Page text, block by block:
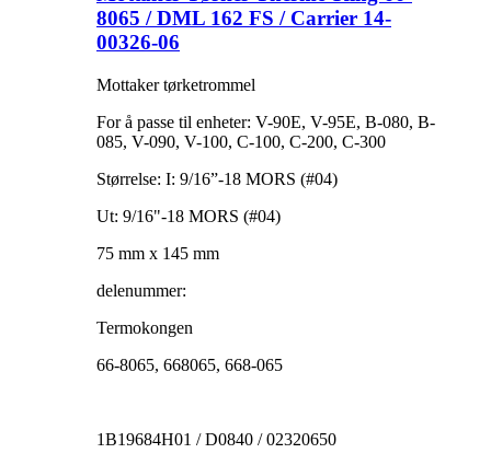
8065 / DML 162 FS / Carrier 14-
00326-06
Mottaker tørketrommel
For å passe til enheter: V-90E, V-95E, B-080, B-
085, V-090, V-100, C-100, C-200, C-300
Størrelse: I: 9/16”-18 MORS (#04)
Ut: 9/16"-18 MORS (#04)
75 mm x 145 mm
delenummer:
Termokongen
66-8065, 668065, 668-065
1B19684H01 / D0840 / 02320650